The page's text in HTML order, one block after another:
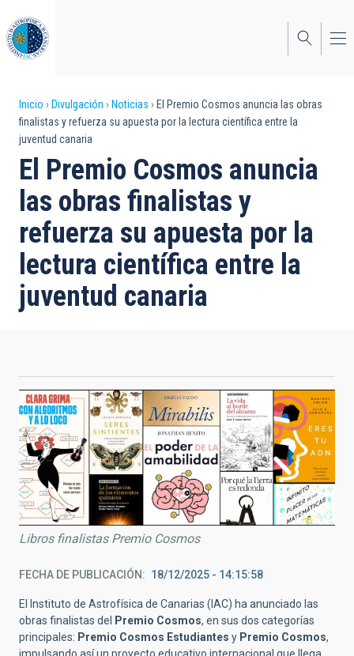
al
contenido
principal
Sobrescribir
enlaces
de
ayuda
a
la
navegación
Inicio Divulgación Noticias
El Premio Cosmos anuncia las obras
finalistas y refuerza su apuesta por la lectura científica entre la
juventud canaria
El Premio Cosmos anuncia
las obras finalistas y
refuerza su apuesta por la
lectura científica entre la
juventud canaria
Libros finalistas Premio Cosmos
FECHA DE PUBLICACIÓN 18/12/2025 - 14:15:58
El Instituto de Astrofísica de Canarias (IAC) ha anunciado las
obras finalistas del Premio Cosmos, en sus dos categorías
principales: Premio Cosmos Estudiantes y Premio Cosmos,
impulsando así un proyecto educativo internacional que llega